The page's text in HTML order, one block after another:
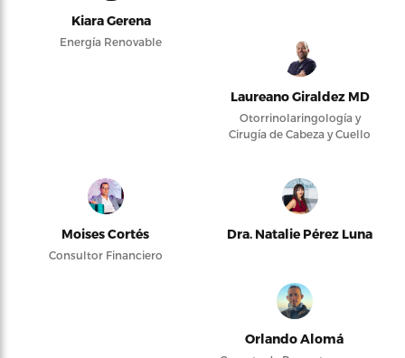
Kiara Gerena
Energía Renovable
Laureano Giraldez MD
Otorrinolaringología y
Cirugía de Cabeza y Cuello
Moises Cortés
Consultor Financiero
Dra. Natalie Pérez Luna
Orlando Alomá